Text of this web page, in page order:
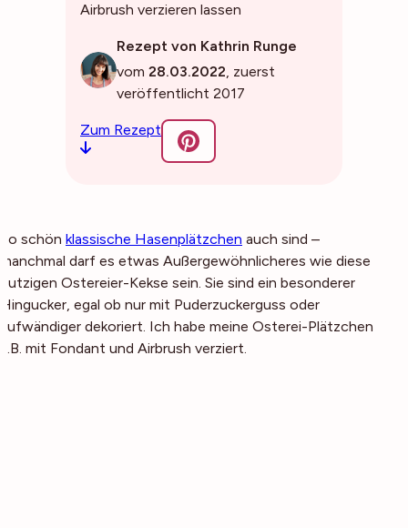
Airbrush verzieren lassen
Rezept von Kathrin Runge
vom 28.03.2022, zuerst
veröffentlicht 2017
Zum Rezept
So schön klassische Hasenplätzchen auch sind –
manchmal darf es etwas Außergewöhnlicheres wie diese
putzigen Ostereier-Kekse sein. Sie sind ein besonderer
Hingucker, egal ob nur mit Puderzuckerguss oder
aufwändiger dekoriert. Ich habe meine Osterei-Plätzchen
z.B. mit Fondant und Airbrush verziert.